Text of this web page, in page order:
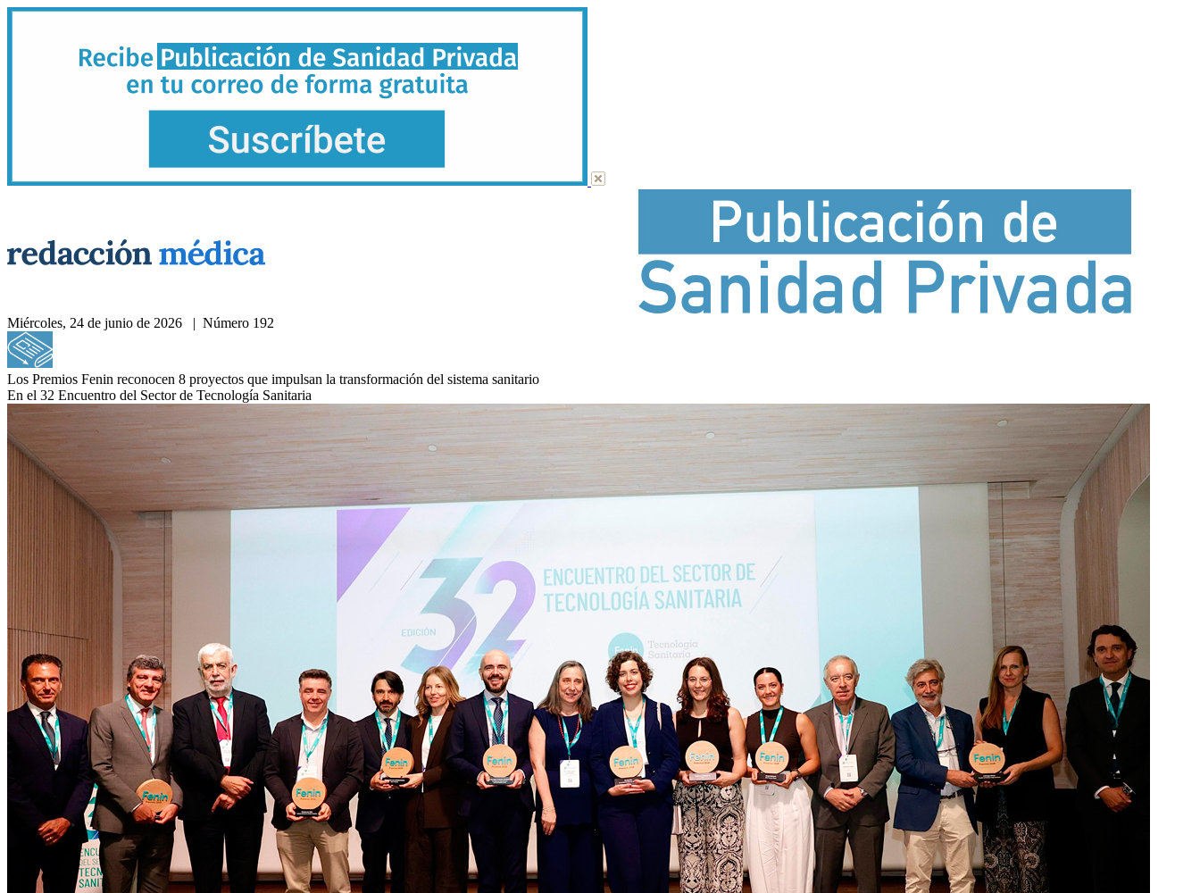
Miércoles, 24 de junio de 2026 | Número 192
Los Premios Fenin reconocen 8 proyectos que impulsan la transformación del sistema sanitario
En el 32 Encuentro del Sector de Tecnología Sanitaria